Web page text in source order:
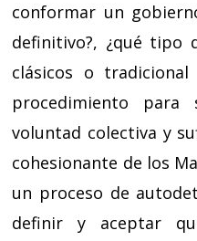
conformar un
definitivo?, ¿qué tipo
clásicos o tradicional
procedimiento para
voluntad colectiva y
cohesionante de los
un proceso de
definir y aceptar